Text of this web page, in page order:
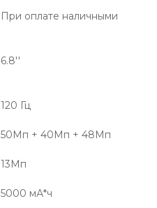
При оплате наличными
6.8''
120 Гц
50Мп + 40Мп + 48Мп
13Мп
5000 мА*ч